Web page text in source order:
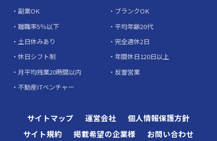
副業OK
ブランクOK
離職率5％以下
平均年齢20代
土日休みあり
完全週休2日
休日シフト制
年間休日120日以上
月平均残業20時間以内
反響営業
不動産ITベンチャー
サイトマップ 運営会社
個人情報保護方針
サイト規約
掲載希望の企業様 お問い合わせ